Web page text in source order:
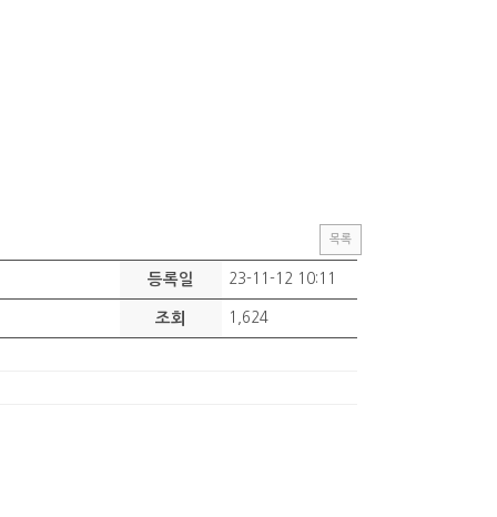
목록
등록일 23-11-12 10:11
조회 1,624